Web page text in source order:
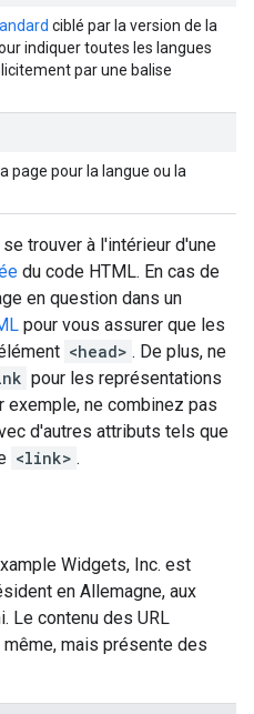
ciblé par la version de la
indiquer toutes les langues
par une balise
page pour la langue ou la
trouver à l'intérieur d'une
du code HTML. En cas de
en question dans un
pour vous assurer que les
<head> . De plus, ne
pour les représentations
exemple, ne combinez pas
d'autres attributs tels que
<link> .
Widgets, Inc. est
en Allemagne, aux
Le contenu des URL
mais présente des